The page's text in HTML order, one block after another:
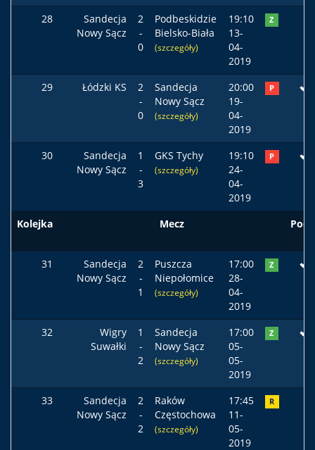
28
Sandecja
Nowy Sącz
2
-
0
Podbeskidzie
Bielsko-Biała
(szczegóły)
19:10
13-
04-
2019
Z
29 Łódzki KS
2
-
0
Sandecja
Nowy Sącz
(szczegóły)
20:00
19-
04-
2019
P
30
Sandecja
Nowy Sącz
1
-
3
GKS Tychy
(szczegóły)
19:10
24-
04-
2019
P
Kolejka Mecz
31
Sandecja
Nowy Sącz
2
-
1
Puszcza
Niepołomice
(szczegóły)
17:00
28-
04-
2019
Z
32
Wigry
Suwałki
1
-
2
Sandecja
Nowy Sącz
(szczegóły)
17:00
05-
05-
2019
Z
33
Sandecja
Nowy Sącz
2
-
2
Raków
Częstochowa
(szczegóły)
17:45
11-
05-
2019
R